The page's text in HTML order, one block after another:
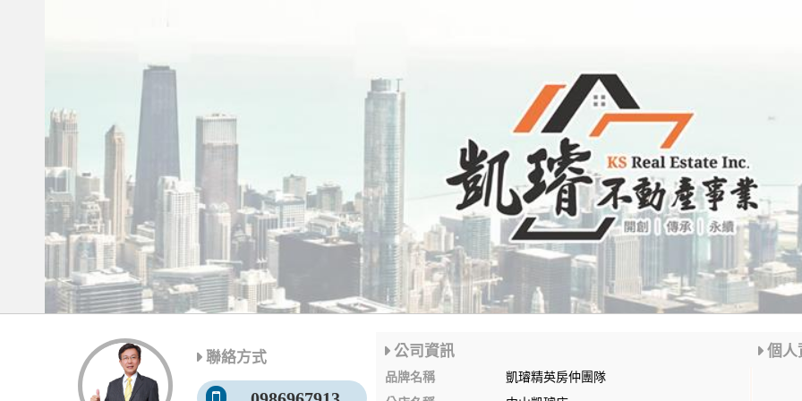
聯絡方式 公司資訊
品牌名稱
凱璿精英房仲團隊
個人